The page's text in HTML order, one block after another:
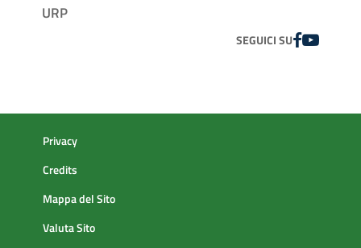
URP
SEGUICI SUFACEBOOK
YOUTUBE
Privacy
Credits
Mappa del Sito
Valuta Sito